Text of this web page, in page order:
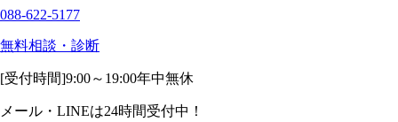
088-622-5177
無料相談・診断
[受付時間]9:00～19:00年中無休
メール・LINEは24時間受付中！